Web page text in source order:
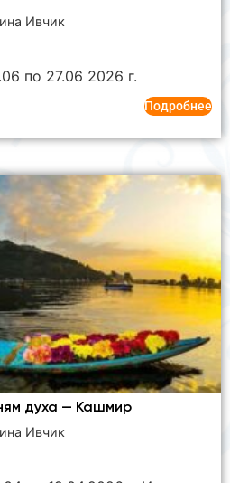
Ивчик
по 27.06 2026 г.
Подробнее
духа — Кашмир
Ивчик